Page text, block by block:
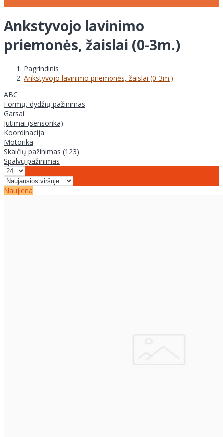
Ankstyvojo lavinimo
priemonės, žaislai (0-3m.)
Pagrindinis
Ankstyvojo lavinimo priemonės, žaislai (0-3m.)
ABC
Formų, dydžių pažinimas
Garsai
Jutimai (sensorika)
Koordinacija
Motorika
Skaičių pažinimas (123)
Spalvų pažinimas
Naujiena